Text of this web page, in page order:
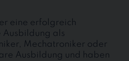
eine erfolgreich
Ausbildung als
Mechatroniker oder
Ausbildung und haben